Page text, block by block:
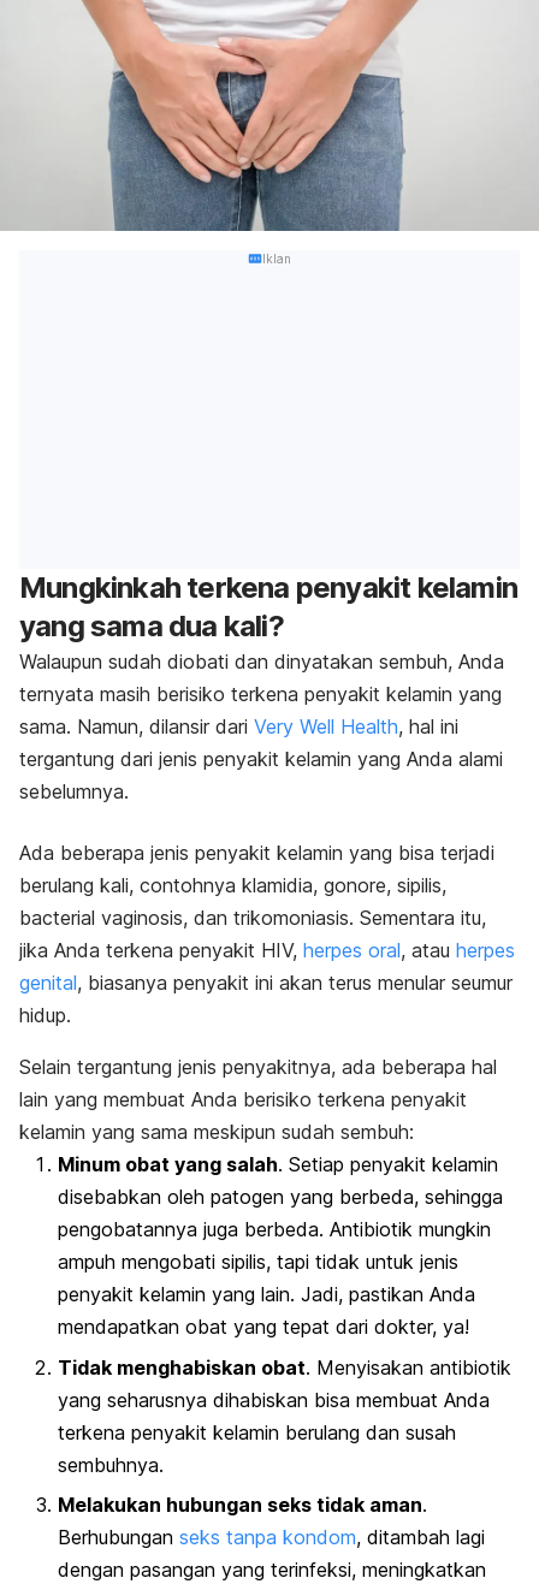
Iklan
Mungkinkah terkena penyakit kelamin
yang sama dua kali?
Walaupun sudah diobati dan dinyatakan sembuh, Anda
ternyata masih berisiko terkena penyakit kelamin yang
sama. Namun, dilansir dari Very Well Health, hal ini
tergantung dari jenis penyakit kelamin yang Anda alami
sebelumnya.
Ada beberapa jenis penyakit kelamin yang bisa terjadi
berulang kali, contohnya klamidia, gonore, sipilis,
bacterial vaginosis, dan trikomoniasis. Sementara itu,
jika Anda terkena penyakit HIV, herpes oral, atau herpes
genital, biasanya penyakit ini akan terus menular seumur
hidup.
Selain tergantung jenis penyakitnya, ada beberapa hal
lain yang membuat Anda berisiko terkena penyakit
kelamin yang sama meskipun sudah sembuh:
Minum obat yang salah. Setiap penyakit kelamin
disebabkan oleh patogen yang berbeda, sehingga
pengobatannya juga berbeda. Antibiotik mungkin
ampuh mengobati sipilis, tapi tidak untuk jenis
penyakit kelamin yang lain. Jadi, pastikan Anda
mendapatkan obat yang tepat dari dokter, ya!
Tidak menghabiskan obat. Menyisakan antibiotik
yang seharusnya dihabiskan bisa membuat Anda
terkena penyakit kelamin berulang dan susah
sembuhnya.
Melakukan hubungan seks tidak aman.
Berhubungan seks tanpa kondom, ditambah lagi
dengan pasangan yang terinfeksi, meningkatkan